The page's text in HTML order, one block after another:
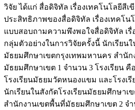
วิจัย ได้แก่ สื่อดิจิทัล เรื่องเทคโนโลยีสีเ
ประสิทธิภาพของสื่อดิจิทัล เรื่องเทคโน
แบบสอบถามความพึงพอใจสื่อดิจิทัล เรื่
กลุ่มตัวอย่างในการวิจัยครั้งนี้ นักเรียนใ
มัธยมศึกษาเขตกรุงเทพมหานคร สำนัก
มัธยมศึกษาเขต 1 จำนวน 3 โรงเรียน คื
โรงเรียนมัธยมวัดหนองแขม และโรงเ
นักเรียนในสังกัดโรงเรียนมัธยมศึกษาเ
สำนักงานเขตพื้นที่มัธยมศึกษาเขต 2 จำ